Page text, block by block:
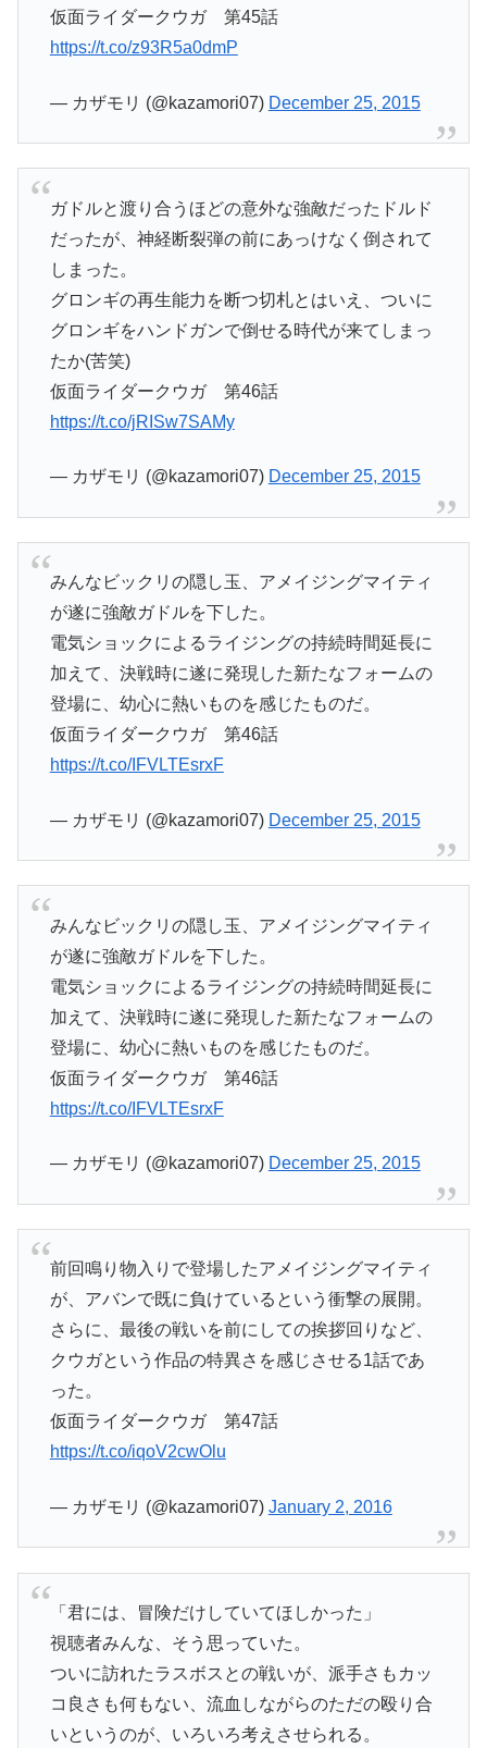
仮面ライダークウガ 第45話
https://t.co/z93R5a0dmP
— カザモリ (@kazamori07) December 25, 2015
ガドルと渡り合うほどの意外な強敵だったドルド
だったが、神経断裂弾の前にあっけなく倒されて
しまった。
グロンギの再生能力を断つ切札とはいえ、ついに
グロンギをハンドガンで倒せる時代が来てしまっ
たか(苦笑)
仮面ライダークウガ 第46話
https://t.co/jRISw7SAMy
— カザモリ (@kazamori07) December 25, 2015
みんなビックリの隠し玉、アメイジングマイティ
が遂に強敵ガドルを下した。
電気ショックによるライジングの持続時間延長に
加えて、決戦時に遂に発現した新たなフォームの
登場に、幼心に熱いものを感じたものだ。
仮面ライダークウガ 第46話
https://t.co/IFVLTEsrxF
— カザモリ (@kazamori07) December 25, 2015
みんなビックリの隠し玉、アメイジングマイティ
が遂に強敵ガドルを下した。
電気ショックによるライジングの持続時間延長に
加えて、決戦時に遂に発現した新たなフォームの
登場に、幼心に熱いものを感じたものだ。
仮面ライダークウガ 第46話
https://t.co/IFVLTEsrxF
— カザモリ (@kazamori07) December 25, 2015
前回鳴り物入りで登場したアメイジングマイティ
が、アバンで既に負けているという衝撃の展開。
さらに、最後の戦いを前にしての挨拶回りなど、
クウガという作品の特異さを感じさせる1話であ
った。
仮面ライダークウガ 第47話
https://t.co/iqoV2cwOlu
— カザモリ (@kazamori07) January 2, 2016
「君には、冒険だけしていてほしかった」
視聴者みんな、そう思っていた。
ついに訪れたラスボスとの戦いが、派手さもカッ
コ良さも何もない、流血しながらのただの殴り合
いというのが、いろいろ考えさせられる。